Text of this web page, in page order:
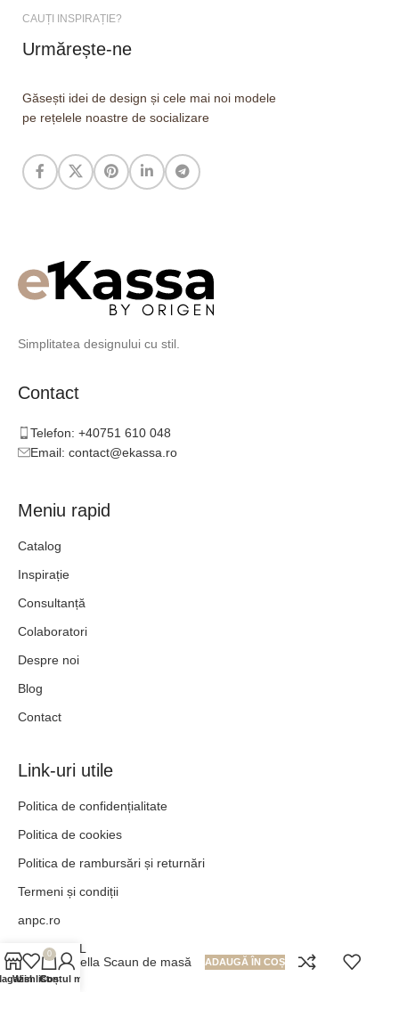
CAUȚI INSPIRAȚIE?
Urmărește-ne
Găsești idei de design și cele mai noi modele
pe rețelele noastre de socializare
Simplitatea designului cu stil.
Contact
Telefon: +40751 610 048
Email: contact@ekassa.ro
Meniu rapid
Catalog
Inspirație
Consultanță
Colaboratori
Despre noi
Blog
Contact
Link-uri utile
Politica de confidențialitate
Politica de cookies
Politica de rambursări și returnări
Termeni și condiții
anpc.ro
ANPC - SAL
Novella Scaun de masă
ADAUGĂ ÎN COȘ
Wishlist
0
Coș
Contul meu